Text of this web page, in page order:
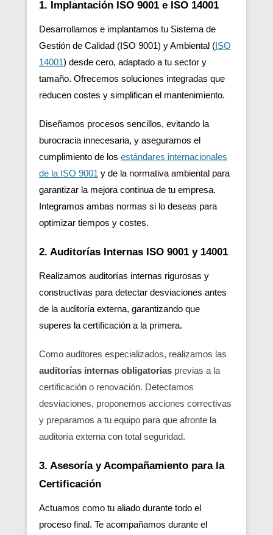
1. Implantación ISO 9001 e ISO 14001
Desarrollamos e implantamos tu Sistema de
Gestión de Calidad (ISO 9001) y Ambiental (ISO
14001) desde cero, adaptado a tu sector y
tamaño. Ofrecemos soluciones integradas que
reducen costes y simplifican el mantenimiento.
Diseñamos procesos sencillos, evitando la
burocracia innecesaria, y aseguramos el
cumplimiento de los estándares internacionales
de la ISO 9001 y de la normativa ambiental para
garantizar la mejora continua de tu empresa.
Integramos ambas normas si lo deseas para
optimizar tiempos y costes.
2. Auditorías Internas ISO 9001 y 14001
Realizamos auditorías internas rigurosas y
constructivas para detectar desviaciones antes
de la auditoría externa, garantizando que
superes la certificación a la primera.
Como auditores especializados, realizamos las
auditorías internas obligatorias previas a la
certificación o renovación. Detectamos
desviaciones, proponemos acciones correctivas
y preparamos a tu equipo para que afronte la
auditoría externa con total seguridad.
3. Asesoría y Acompañamiento para la
Certificación
Actuamos como tu aliado durante todo el
proceso final. Te acompañamos durante el